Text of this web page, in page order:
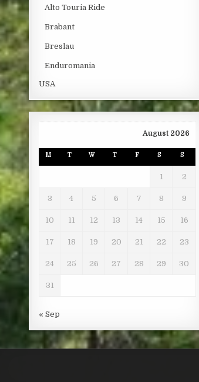
Alto Touria Ride
Brabant
Breslau
Enduromania
USA
August 2026
M T W T F S S
1 2
3 4 5 6 7 8 9
10 11 12 13 14 15 16
17 18 19 20 21 22 23
24 25 26 27 28 29 30
31
« Sep